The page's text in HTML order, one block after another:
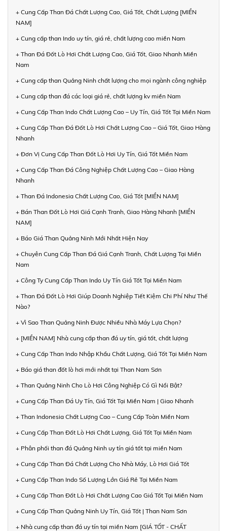
+ Cung Cấp Than Đá Chất Lượng Cao, Giá Tốt, Chất Lượng [MIỀN
NAM]
+ Cung cấp than Indo uy tín, giá rẻ, chất lượng cao miền Nam
+ Than Đá Đốt Lò Hơi Chất Lượng Cao, Giá Tốt, Giao Nhanh Miền
Nam
+ Cung cấp than Quảng Ninh chất lượng cho mọi ngành công nghiệp
+ Cung cấp than đá các loại giá rẻ, chất lượng kv miền Nam
+ Cung Cấp Than Indo Chất Lượng Cao – Uy Tín, Giá Tốt Tại Miền Nam
+ Cung Cấp Than Đá Đốt Lò Hơi Chất Lượng Cao – Giá Tốt, Giao Hàng
Nhanh
+ Đơn Vị Cung Cấp Than Đốt Lò Hơi Uy Tín, Giá Tốt Miền Nam
+ Cung Cấp Than Đá Công Nghiệp Chất Lượng Cao – Giao Hàng
Nhanh
+ Than Đá Indonesia Chất Lượng Cao, Giá Tốt [MIỀN NAM]
+ Bán Than Đốt Lò Hơi Giá Cạnh Tranh, Giao Hàng Nhanh [MIỀN
NAM]
+ Báo Giá Than Quảng Ninh Mới Nhất Hiện Nay
+ Chuyên Cung Cấp Than Đá Giá Cạnh Tranh, Chất Lượng Tại Miền
Nam
+ Công Ty Cung Cấp Than Indo Uy Tín Giá Tốt Tại Miền Nam
+ Than Đá Đốt Lò Hơi Giúp Doanh Nghiệp Tiết Kiệm Chi Phí Như Thế
Nào?
+ Vì Sao Than Quảng Ninh Được Nhiều Nhà Máy Lựa Chọn?
+ [MIỀN NAM] Nhà cung cấp than đá uy tín, giá tốt, chất lượng
+ Cung Cấp Than Indo Nhập Khẩu Chất Lượng, Giá Tốt Tại Miền Nam
+ Báo giá than đốt lò hơi mới nhất tại Than Nam Sơn
+ Than Quảng Ninh Cho Lò Hơi Công Nghiệp Có Gì Nổi Bật?
+ Cung Cấp Than Đá Uy Tín, Giá Tốt Tại Miền Nam | Giao Nhanh
+ Than Indonesia Chất Lượng Cao – Cung Cấp Toàn Miền Nam
+ Cung Cấp Than Đốt Lò Hơi Chất Lượng, Giá Tốt Tại Miền Nam
+ Phân phối than đá Quảng Ninh uy tín giá tốt tại miền Nam
+ Cung Cấp Than Đá Chất Lượng Cho Nhà Máy, Lò Hơi Giá Tốt
+ Cung Cấp Than Indo Số Lượng Lớn Giá Rẻ Tại Miền Nam
+ Cung Cấp Than Đốt Lò Hơi Chất Lượng Cao Giá Tốt Tại Miền Nam
+ Cung Cấp Than Quảng Ninh Uy Tín, Giá Tốt | Than Nam Sơn
+ Nhà cung cấp than đá uy tín tại miền Nam [GIÁ TỐT - CHẤT